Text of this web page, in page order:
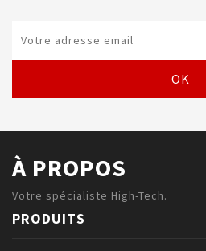
À PROPOS
Votre spécialiste High-Tech.
PRODUITS